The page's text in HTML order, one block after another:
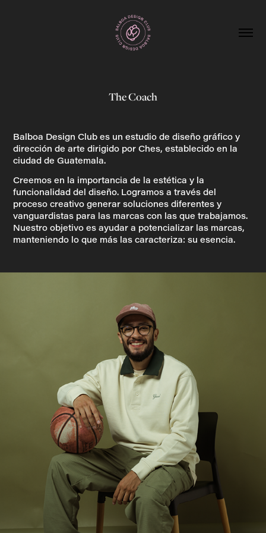
The Coach
Balboa Design Club es un estudio de diseño gráfico y
dirección de arte dirigido por Ches, establecido en la
ciudad de Guatemala.
Creemos en la importancia de la estética y la
funcionalidad del diseño. Logramos a través del
proceso creativo generar soluciones diferentes y
vanguardistas para las marcas con las que trabajamos.
Nuestro objetivo es ayudar a potencializar las marcas,
manteniendo lo que más las caracteriza: su esencia.